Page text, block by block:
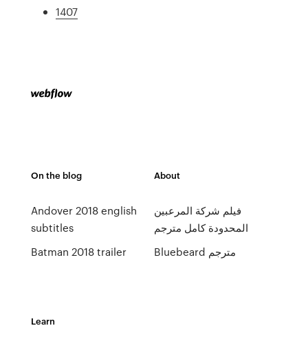
1407
On the blog
Andover 2018 english
subtitles
Batman 2018 trailer
About
فيلم شركة المرعبين
المحدودة كامل مترجم
Bluebeard مترجم
Learn